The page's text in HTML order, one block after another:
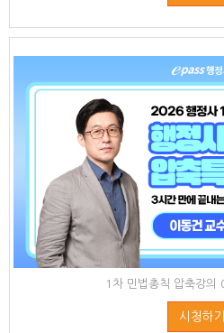
1차 민법총칙 압축강의
시청하기